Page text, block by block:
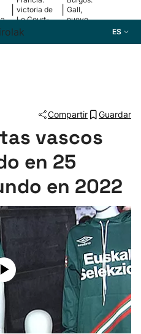
victoria de
Le Court-
Pienaar
Gall,
nuevo
ES
Compartir Guardar
vascos
en 25
en 2022